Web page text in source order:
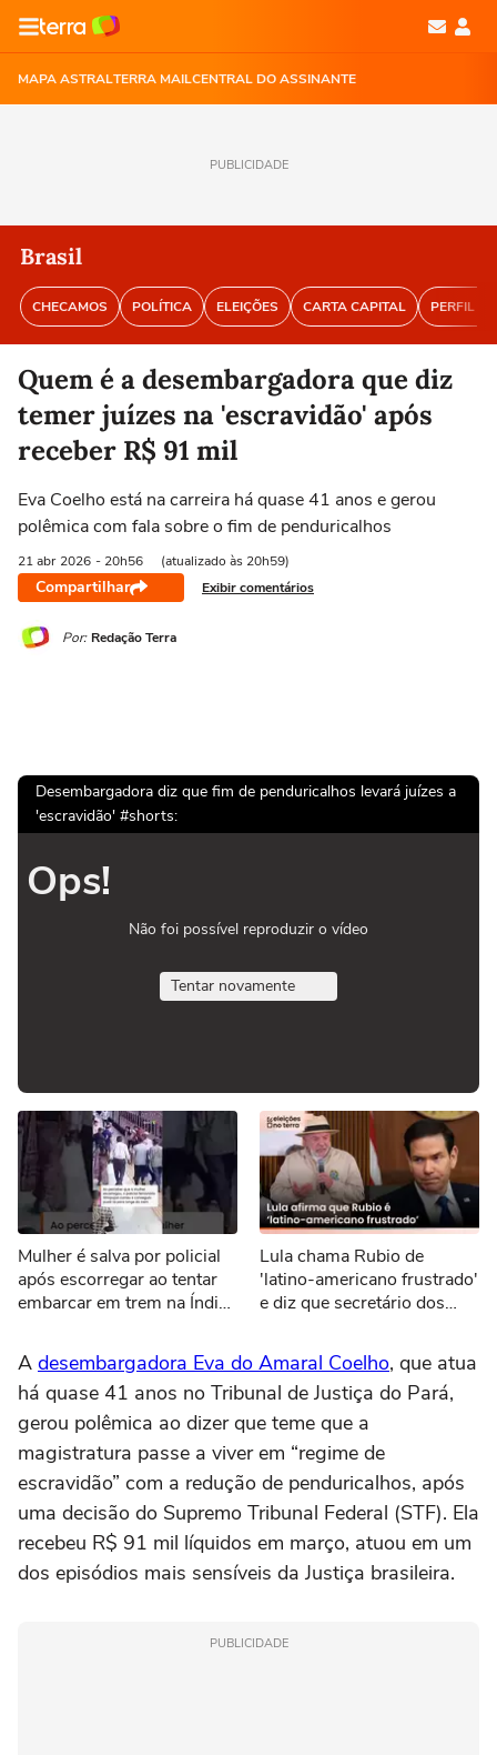
MAPA ASTRALTERRA MAILCENTRAL DO ASSINANTE
PUBLICIDADE
Brasil
CHECAMOS POLÍTICA ELEIÇÕES CARTA CAPITAL PERFIL
Quem é a desembargadora que diz
temer juízes na 'escravidão' após
receber R$ 91 mil
Eva Coelho está na carreira há quase 41 anos e gerou
polêmica com fala sobre o fim de penduricalhos
21 abr 2026 - 20h56 (atualizado às 20h59)
Compartilhar Exibir comentários
Por: Redação Terra
Desembargadora diz que fim de penduricalhos levará juízes a
'escravidão' #shorts:
Ops!
Não foi possível reproduzir o vídeo
Tentar novamente
Mulher é salva por policial
após escorregar ao tentar
embarcar em trem na Índia
Lula chama Rubio de
'latino-americano frustrado'
e diz que secretário dos
A desembargadora Eva do Amaral Coelho, que atua
há quase 41 anos no Tribunal de Justiça do Pará,
gerou polêmica ao dizer que teme que a
magistratura passe a viver em “regime de
escravidão” com a redução de penduricalhos, após
uma decisão do Supremo Tribunal Federal (STF). Ela
recebeu R$ 91 mil líquidos em março, atuou em um
dos episódios mais sensíveis da Justiça brasileira.
PUBLICIDADE